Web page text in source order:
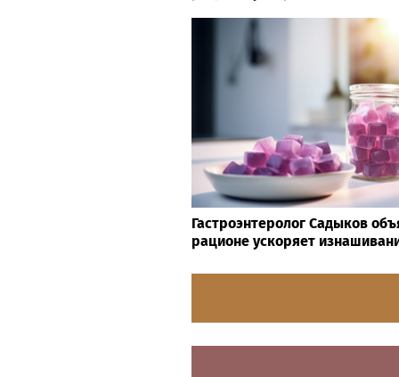
Гастроэнтеролог Садыков
рационе ускоряет